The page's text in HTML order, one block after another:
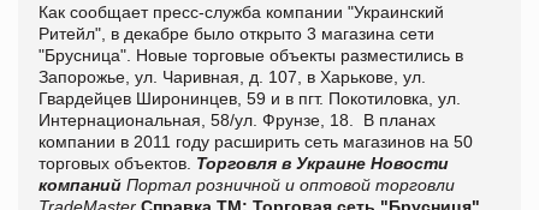
Как сообщает пресс-служба компании "Украинский
Ритейл", в декабре было открыто 3 магазина сети
"Брусница". Новые торговые объекты разместились в
Запорожье, ул. Чаривная, д. 107, в Харькове, ул.
Гвардейцев Широнинцев, 59 и в пгт. Покотиловка, ул.
Интернациональная, 58/ул. Фрунзе, 18. В планах
компании в 2011 году расширить сеть магазинов на 50
торговых объектов. Торговля в Украине Новости
компаний Портал розничной и оптовой торговли
TradeMaster Справка ТМ: Торговая сеть "Брусниця"